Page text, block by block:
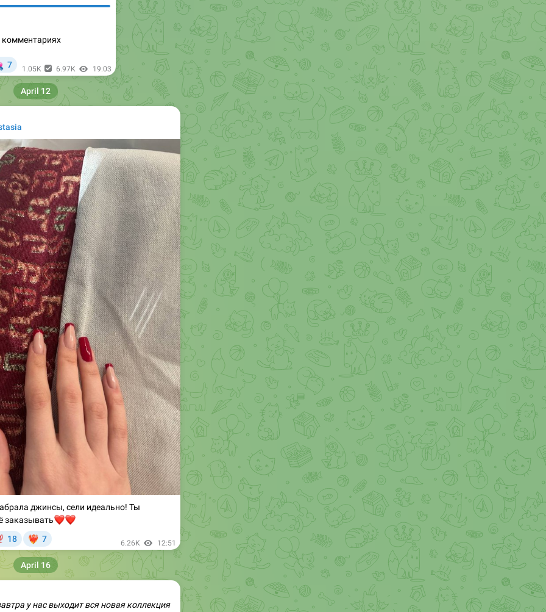
7 1.05K 6.97K
джинсы, сели идеально! Ты
заказывать
18 7
April 12
у нас выходит вся новая коллекция
не терпится вам показать
🥹
April 16